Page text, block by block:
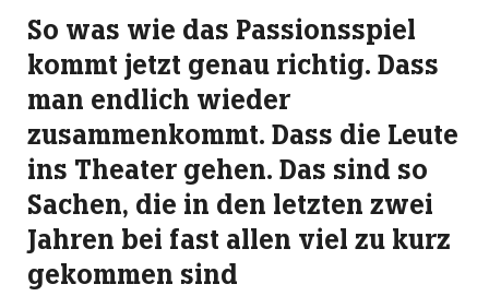
So was wie das Passionsspiel
kommt jetzt genau richtig. Dass
man endlich wieder
zusammenkommt. Dass die Leute
ins Theater gehen. Das sind so
Sachen, die in den letzten zwei
Jahren bei fast allen viel zu kurz
gekommen sind